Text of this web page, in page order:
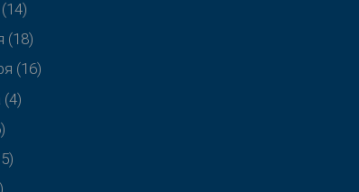
(14)
(18)
(16)
(4)